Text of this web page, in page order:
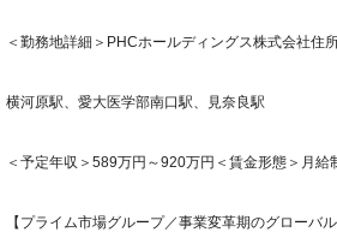
＜勤務地詳細＞PHCホールディングス株式会社住
横河原駅、愛大医学部南口駅、見奈良駅
＜予定年収＞589万円～920万円＜賃金形態＞月
【プライム市場グループ／事業変革期のグロー